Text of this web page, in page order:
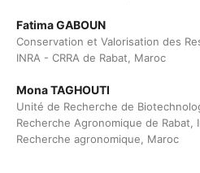
Fatima GABOUN
Conservation et Valorisation des
INRA - CRRA de Rabat, Maroc
Mona TAGHOUTI
Unité de Recherche de
Recherche Agronomique de Rabat,
Recherche agronomique, Maroc